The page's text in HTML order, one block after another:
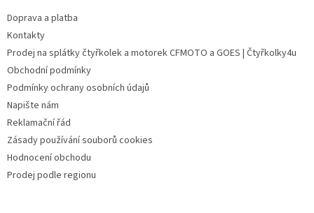
Doprava a platba
Kontakty
Prodej na splátky čtyřkolek a motorek CFMOTO a GOES | Čtyřkolky4u
Obchodní podmínky
Podmínky ochrany osobních údajů
Napište nám
Reklamační řád
Zásady používání souborů cookies
Hodnocení obchodu
Prodej podle regionu